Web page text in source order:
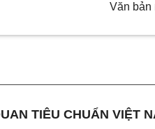
Văn bản
TIÊU CHUẨN VIỆT